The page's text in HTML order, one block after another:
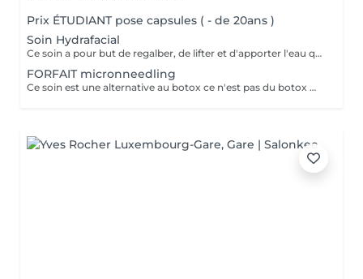
Prix ÉTUDIANT pose capsules ( - de 20ans )
Soin Hydrafacial
Ce soin a pour but de regalber, de lifter et d'apporter l'eau que la peau a besoin ! Chez nous, Ce soin est combiné avec la dermabrasion pour avoir de vrais résultats ! Il dure 1h30 N'hésitez pas à nous demander conseil à l'institut nous sommes à votre disposition :)
FORFAIT micronneedling
Ce soin est une alternative au botox ce n'est pas du botox mais les résultats sont incroyable votre peau est véritablement lissée ! un substrat de la toxine botulique. Agissant sur la contraction des muscles du visage, c'est une alternative connue au BOTOX